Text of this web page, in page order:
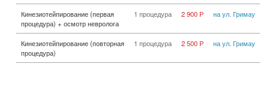
Кинезиотейпирование (первая
процедура) + осмотр невролога
1 процедура 2 900 Р на ул. Гримау
Кинезиотейпирование (повторная
процедура)
1 процедура 2 500 Р на ул. Гримау